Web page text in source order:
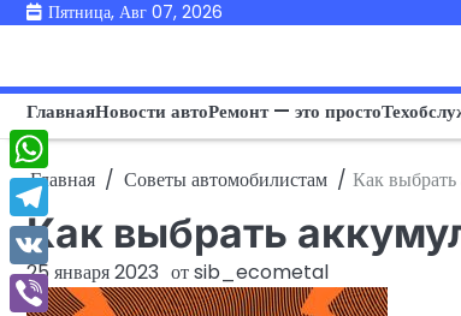
ПерейтиПятница, Авг 07, 2026
ГлавнаяНовости автоРемонт — это просто
Главная Советы автомобилистам Как выбрать
Как выбрать
25 января 2023 отsib_ecometal
WhatsApp
Telegram
VK